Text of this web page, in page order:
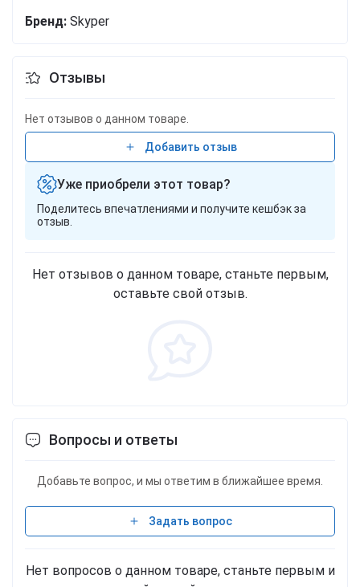
Бренд: Skyper
Отзывы
Нет отзывов о данном товаре.
Добавить отзыв
Уже приобрели этот товар?
Поделитесь впечатлениями и получите кешбэк за
отзыв.
Нет отзывов о данном товаре, станьте первым,
оставьте свой отзыв.
Вопросы и ответы
Добавьте вопрос, и мы ответим в ближайшее время.
Задать вопрос
Нет вопросов о данном товаре, станьте первым и